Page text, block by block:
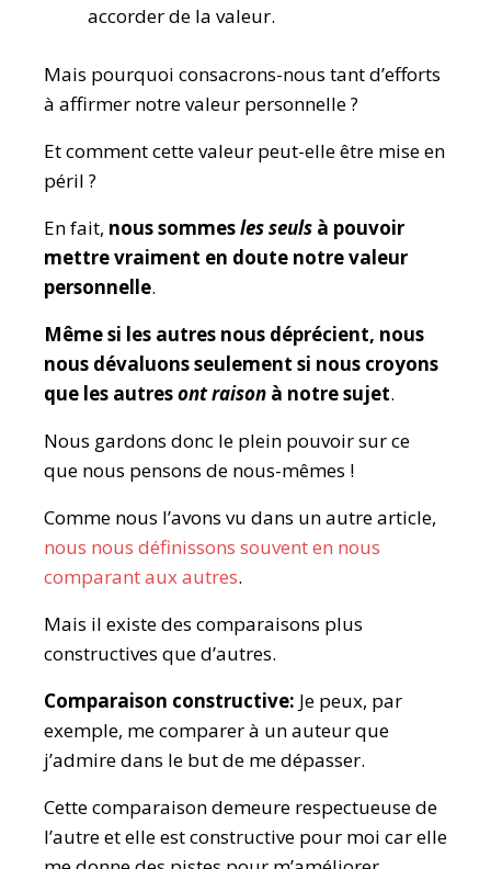
accorder de la valeur.
Mais pourquoi consacrons-nous tant d’efforts
à affirmer notre valeur personnelle ?
Et comment cette valeur peut-elle être mise en
péril ?
En fait, nous sommesles seuls à pouvoir
mettre vraiment en doute notre valeur
personnelle.
Même si les autres nous déprécient, nous
nous dévaluons seulement si nous croyons
que les autresont raison à notre sujet.
Nous gardons donc le plein pouvoir sur ce
que nous pensons de nous-mêmes !
Comme nous l’avons vu dans un autre article,
nous nous définissons souvent en nous
comparant aux autres.
Mais il existe des comparaisons plus
constructives que d’autres.
Comparaison constructive: Je peux, par
exemple, me comparer à un auteur que
j’admire dans le but de me dépasser.
Cette comparaison demeure respectueuse de
l’autre et elle est constructive pour moi car elle